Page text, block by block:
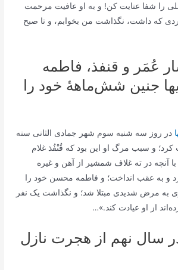
علی را شفا عنایت کن! و به او عافیت مرحمت
که داشت، نگذاشت من بخوابم، و تا صبح
عُمَر و قنفذ، فاطمه
جنین شش‌ماهۀ خود را
در روز سه شنبه سوم شهر جمادی الثانی سنه
و سبب مرگ او این بود که قُنْفُذ غلام
آنچه در ته غلاف شمشیر از آهن و غیره
و به عقب انداخت؛ و فاطمه محسن خود را
به مرض شدیدی مبتلا شد؛ و نگذاشت یک نفر
از او عیادت کند.»…
سال نهم از هجرت نازل